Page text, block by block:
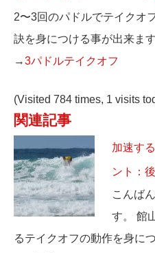
2〜3回のパドルでテイクオ
訣を身につける事が出来ます
→3パドルテイクオフ
(Visited 784 times, 1 visits
関連記事
加速す
ント：
こんば
す。 館
るテイクオフの動作を身に